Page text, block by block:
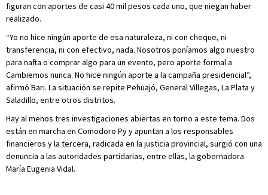
figuran con aportes de casi 40 mil pesos cada uno, que niegan haber
realizado.
“Yo no hice ningún aporte de esa naturaleza, ni con cheque, ni
transferencia, ni con efectivo, nada. Nosotros poníamos algo nuestro
para nafta o comprar algo para un evento, pero aporte formal a
Cambiemos nunca. No hice ningún aporte a la campaña presidencial”,
afirmó Bari. La situación se repite Pehuajó, General Villegas, La Plata y
Saladillo, entre otros distritos.
Hay al menos tres investigaciones abiertas en torno a este tema. Dos
están en marcha en Comodoro Py y apuntan a los responsables
financieros y la tercera, radicada en la justicia provincial, surgió con una
denuncia a las autoridades partidarias, entre ellas, la gobernadora
María Eugenia Vidal.